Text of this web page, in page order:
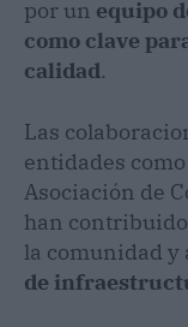
por un equipo
como clave
calidad.
Las
entidades
Asociación de
han
la comunidad y
de